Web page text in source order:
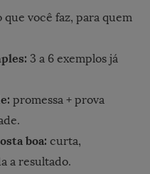
que você faz, para quem
3 a 6 exemplos já
promessa + prova
boa: curta,
a resultado.